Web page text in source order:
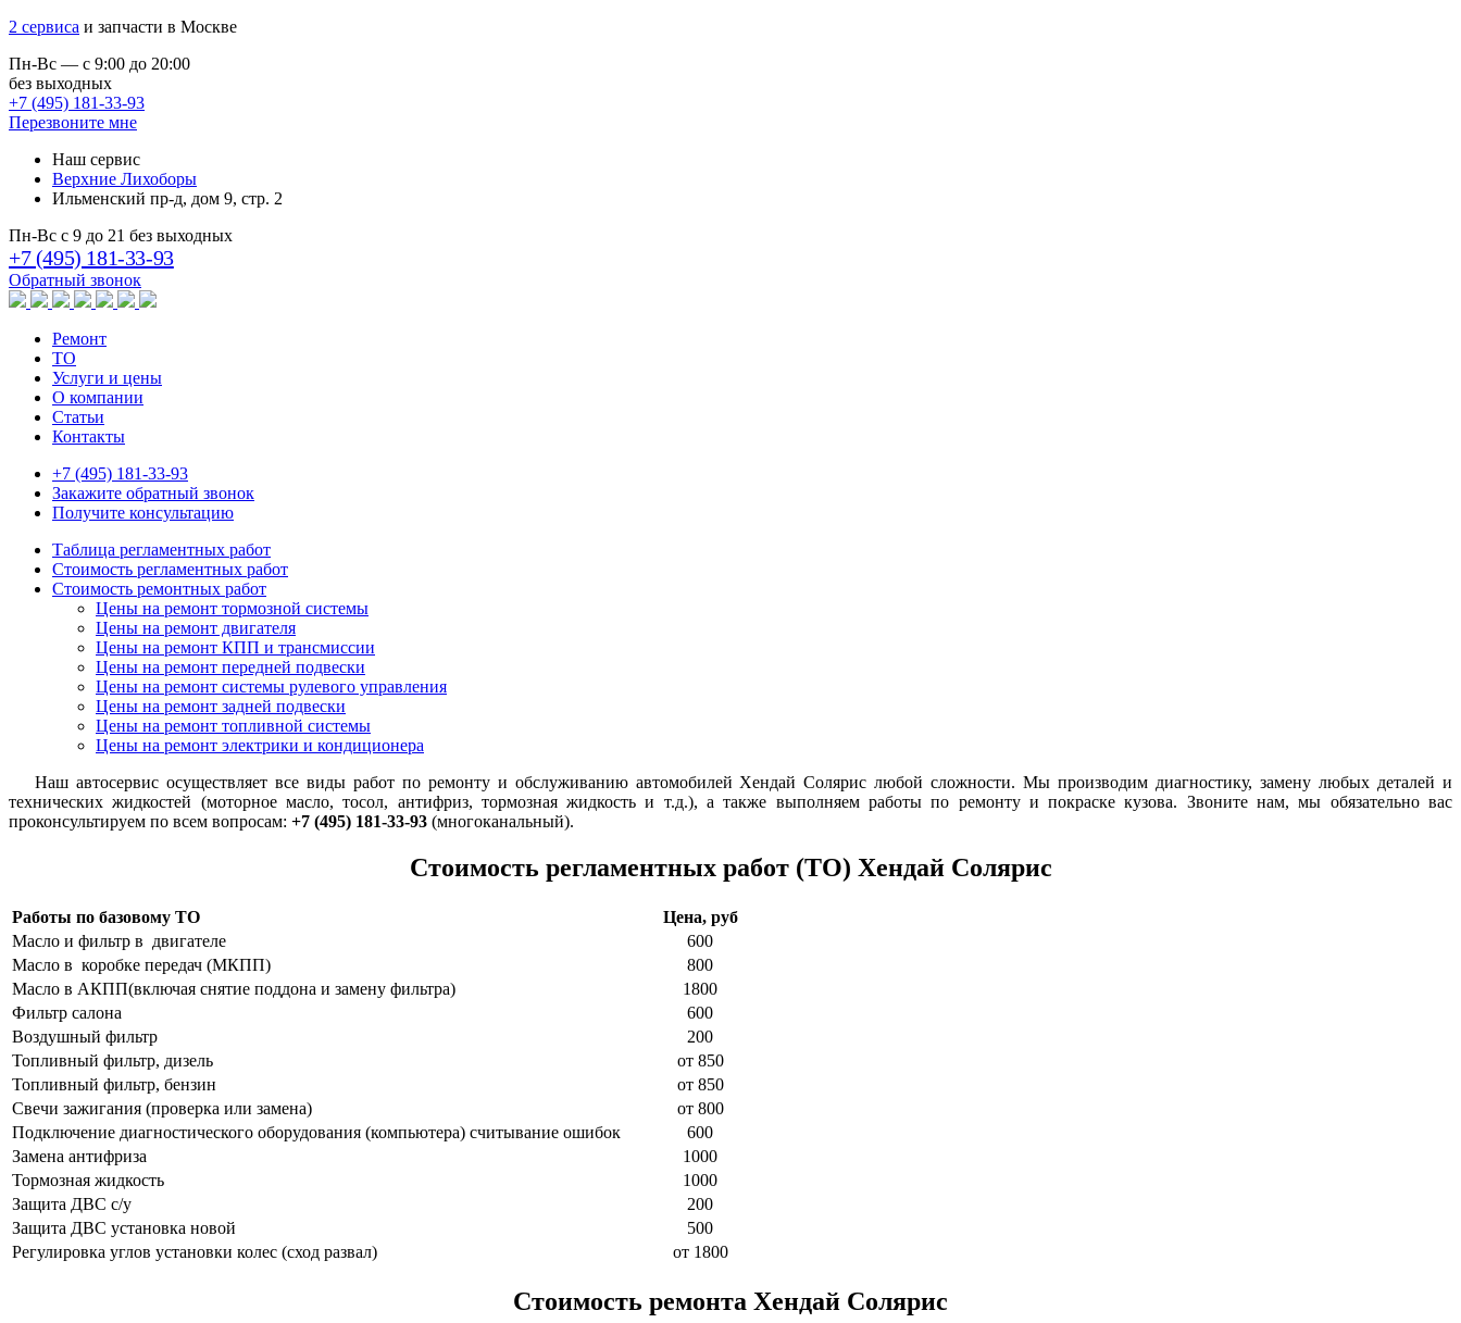
2 сервиса и запчасти в Москве
Пн-Вс — с 9:00 до 20:00
без выходных
+7 (495) 181-33-93
Перезвоните мне
Наш сервис
Верхние Лихоборы
Ильменский пр-д, дом 9, стр. 2
Пн-Вс с 9 до 21 без выходных
+7 (495) 181-33-93
Обратный звонок
Ремонт
ТО
Услуги и цены
О компании
Статьи
Контакты
+7 (495) 181-33-93
Закажите обратный звонок
Получите консультацию
Таблица регламентных работ
Стоимость регламентных работ
Стоимость ремонтных работ
Цены на ремонт тормозной системы
Цены на ремонт двигателя
Цены на ремонт КПП и трансмиссии
Цены на ремонт передней подвески
Цены на ремонт системы рулевого управления
Цены на ремонт задней подвески
Цены на ремонт топливной системы
Цены на ремонт электрики и кондиционера
Наш автосервис осуществляет все виды работ по ремонту и обслуживанию автомобилей Хендай Солярис любой сложности. Мы производим диагностику, замену любых деталей и
технических жидкостей (моторное масло, тосол, антифриз, тормозная жидкость и т.д.), а также выполняем работы по ремонту и покраске кузова. Звоните нам, мы обязательно вас
проконсультируем по всем вопросам: +7 (495) 181-33-93 (многоканальный).
Стоимость регламентных работ (ТО) Хендай Солярис
Работы по базовому ТО
Цена, руб
Масло и фильтр в двигателе
600
Масло в коробке передач (МКПП)
800
Масло в АКПП(включая снятие поддона и замену фильтра)
1800
Фильтр салона
600
Воздушный фильтр
200
Топливный фильтр, дизель
от 850
Топливный фильтр, бензин
от 850
Свечи зажигания (проверка или замена)
от 800
Подключение диагностического оборудования (компьютера) считывание ошибок
600
Замена антифриза
1000
Тормозная жидкость
1000
Защита ДВС с/у
200
Защита ДВС установка новой
500
Регулировка углов установки колес (сход развал)
от 1800
Стоимость ремонта Хендай Солярис